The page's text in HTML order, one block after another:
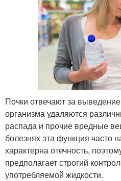
Почки отвечают за
организма удаляются
распада и прочие вредные
болезнях эта функция часто
характерна отечность,
предполагает строгий
употребляемой жидкости.